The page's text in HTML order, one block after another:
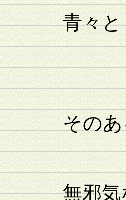
青々とし
あやし
そのある
よ
無邪気な